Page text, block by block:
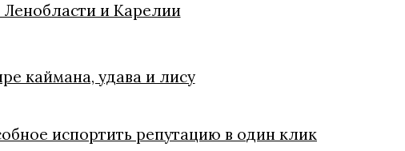
и Карелии
каймана, удава и лису
испортить репутацию в один клик